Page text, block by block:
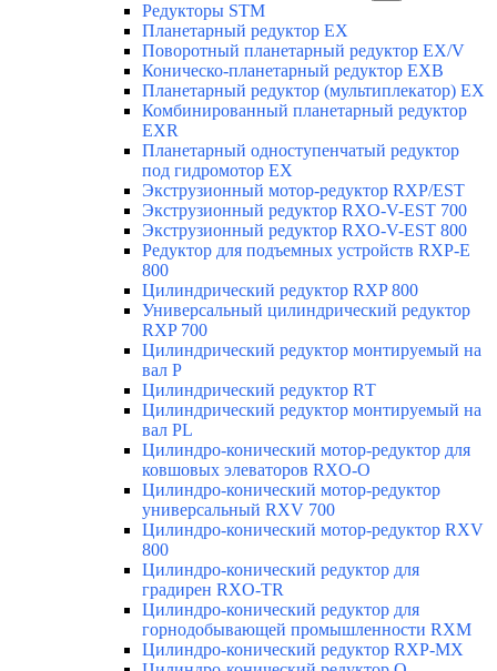
Редукторы STM
Планетарный редуктор ЕХ
Поворотный планетарный редуктор EX/V
Коническо-планетарный редуктор ЕХВ
Планетарный редуктор (мультиплекатор) ЕХ
Комбинированный планетарный редуктор
ЕХR
Планетарный одноступенчатый редуктор
под гидромотор ЕХ
Экструзионный мотор-редуктор RXP/EST
Экструзионный редуктор RXO-V-EST 700
Экструзионный редуктор RXO-V-EST 800
Редуктор для подъемных устройств RXP-E
800
Цилиндрический редуктор RXP 800
Универсальный цилиндрический редуктор
RXP 700
Цилиндрический редуктор монтируемый на
вал Р
Цилиндрический редуктор RТ
Цилиндрический редуктор монтируемый на
вал РL
Цилиндро-конический мотор-редуктор для
ковшовых элеваторов RXO-O
Цилиндро-конический мотор-редуктор
универсальный RXV 700
Цилиндро-конический мотор-редуктор RXV
800
Цилиндро-конический редуктор для
градирен RXO-TR
Цилиндро-конический редуктор для
горнодобывающей промышленности RXМ
Цилиндро-конический редуктор RXP-MX